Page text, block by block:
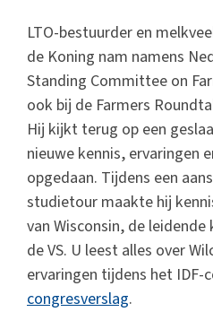
LTO-bestuurder en
de Koning nam namens
Standing Committee on
ook bij de Farmers
Hij kijkt terug op een
nieuwe kennis, ervaringen
opgedaan. Tijdens een
studietour maakte hij
van Wisconsin, de
de VS. U leest alles over
ervaringen tijdens het IDF-
congresverslag.